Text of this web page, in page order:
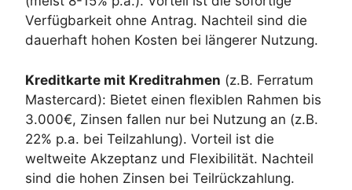
Verfügbarkeit ohne Antrag. Nachteil sind die
dauerhaft hohen Kosten bei längerer Nutzung.
Kreditkarte mit Kreditrahmen (z.B. Ferratum
Mastercard): Bietet einen flexiblen Rahmen bis
3.000€, Zinsen fallen nur bei Nutzung an (z.B.
22% p.a. bei Teilzahlung). Vorteil ist die
weltweite Akzeptanz und Flexibilität. Nachteil
sind die hohen Zinsen bei Teilrückzahlung.